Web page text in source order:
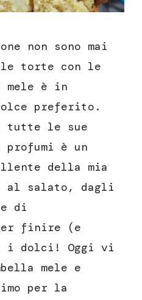
non sono mai
le torte con le
è in
preferito.
tutte le sue
è un
della mia
al salato, dagli
di
per finire (e
i dolci! Oggi vi
mele e
per la